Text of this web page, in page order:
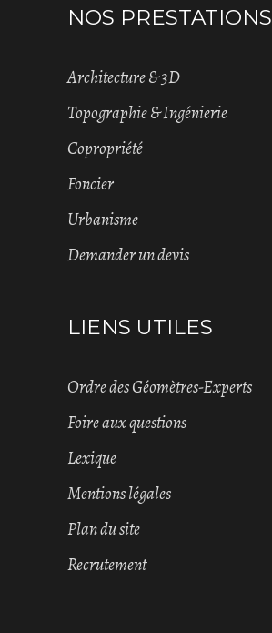
NOS PRESTATIONS
Architecture & 3D
Topographie & Ingénierie
Copropriété
Foncier
Urbanisme
Demander un devis
LIENS UTILES
Ordre des Géomètres-Experts
Foire aux questions
Lexique
Mentions légales
Plan du site
Recrutement